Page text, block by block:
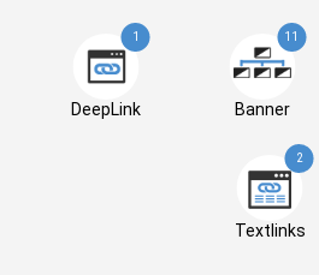
1
DeepLink
11
Banner
2
Textlinks